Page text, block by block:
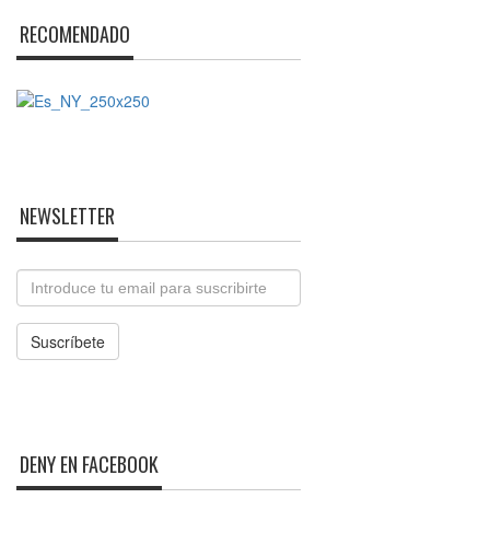
RECOMENDADO
NEWSLETTER
Email
Suscríbete
DENY EN FACEBOOK